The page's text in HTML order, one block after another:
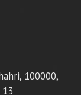
100000,